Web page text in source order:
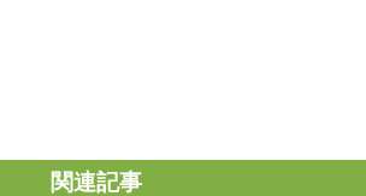
関連記事